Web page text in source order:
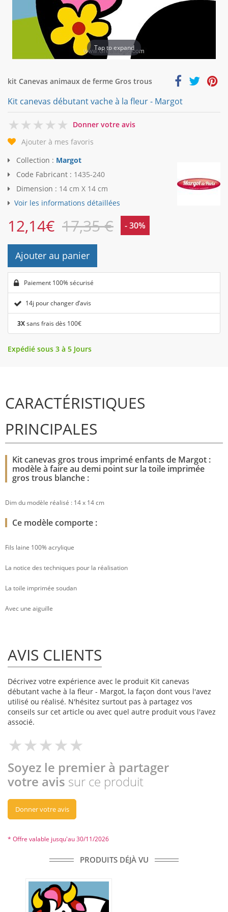
Tap to expand
kit Canevas animaux de ferme Gros trous
Kit canevas débutant vache à la fleur - Margot
0
Donner votre avis
Ajouter à mes favoris
Collection : Margot
Code Fabricant : 1435-240
Dimension : 14 cm X 14 cm
Voir les informations détaillées
12,14€ 17,35 € - 30%
Ajouter au panier
Paiement 100% sécurisé
14j pour changer d’avis
3Xsans frais dès 100€
Expédié sous 3 à 5 Jours
CARACTÉRISTIQUES
PRINCIPALES
Kit canevas gros trous imprimé enfants de Margot :
modèle à faire au demi point sur la toile imprimée
gros trous blanche :
Dim du modèle réalisé : 14 x 14 cm
Ce modèle comporte :
Fils laine 100% acrylique
La notice des techniques pour la réalisation
La toile imprimée soudan
Avec une aiguille
AVIS CLIENTS
Décrivez votre expérience avec le produit Kit canevas
débutant vache à la fleur - Margot, la façon dont vous l'avez
utilisé ou réalisé. N'hésitez surtout pas à partagez vos
conseils sur cet article ou avec quel autre produit vous l'avez
associé.
Soyez le premier à partager
votre avis sur ce produit
Donner votre avis
* Offre valable jusqu'au 30/11/2026
PRODUITS DÉJÀ VU